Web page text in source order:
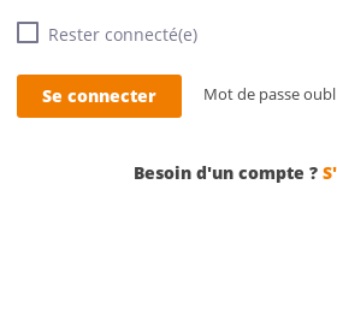
Rester connecté(e)
Se connecter Mot de passe
Besoin d'un compte ?